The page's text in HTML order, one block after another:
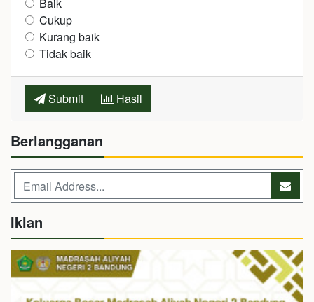
Baik
Cukup
Kurang baik
Tidak baik
Submit Hasil
Berlangganan
Iklan